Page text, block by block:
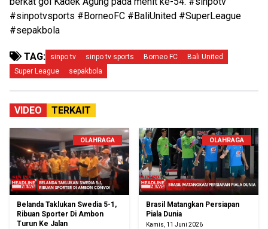
#sinpotvsports #BorneoFC #BaliUnited #SuperLeague
#sepakbola
TAG: sinpo tv sinpo tv sports Borneo FC
Bali United
Super League
sepakbola
VIDEO TERKAIT
OLAHRAGA
Belanda Taklukan Swedia 5-1,
Ribuan Sporter Di Ambon
Turun Ke Jalan
OLAHRAGA
Brasil Matangkan Persiapan
Piala Dunia
Kamis, 11 Juni 2026